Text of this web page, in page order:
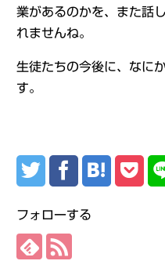
業があるのかを、また話
れませんね。
生徒たちの今後に、なに
す。
フォローする